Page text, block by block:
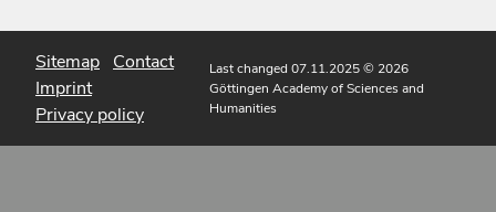
Sitemap Contact
Imprint
Privacy policy
Last changed 07.11.2025© 2026
Göttingen Academy of Sciences and
Humanities